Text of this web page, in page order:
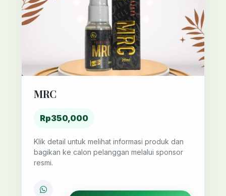
MRC
Rp350,000
Klik detail untuk melihat informasi produk dan
bagikan ke calon pelanggan melalui sponsor
resmi.